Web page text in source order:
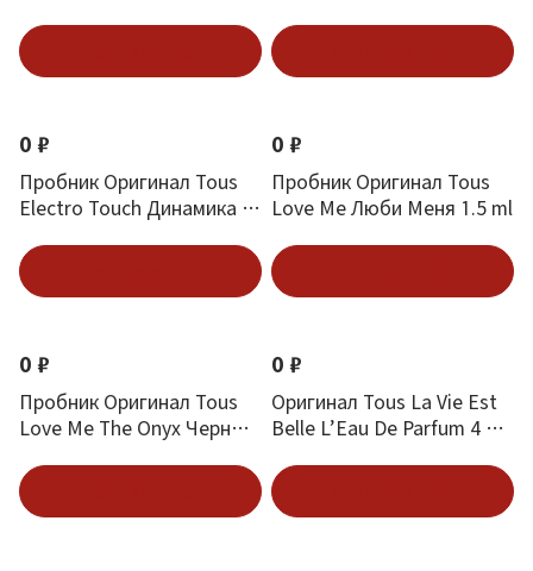
0 ₽
Пробник Оригинал Tous
Electro Touch Динамика В
0 ₽
Пробник Оригинал Tous
Love Me Люби Меня 1.5 ml
0 ₽
Пробник Оригинал Tous
Love Me The Onyx Черный
0 ₽
Оригинал Tous La Vie Est
Belle L’Eau De Parfum 4 ml